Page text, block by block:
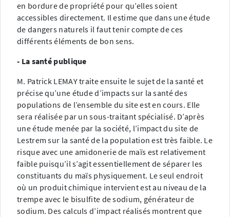
en bordure de propriété pour qu’elles soient
accessibles directement. Il estime que dans une étude
de dangers naturels il faut tenir compte de ces
différents éléments de bon sens.
- La santé publique
M. Patrick LEMAY traite ensuite le sujet de la santé et
précise qu’une étude d’impacts sur la santé des
populations de l’ensemble du site est en cours. Elle
sera réalisée par un sous-traitant spécialisé. D’après
une étude menée par la société, l’impact du site de
Lestrem sur la santé de la population est très faible. Le
risque avec une amidonerie de maïs est relativement
faible puisqu’il s’agit essentiellement de séparer les
constituants du maïs physiquement. Le seul endroit
où un produit chimique intervient est au niveau de la
trempe avec le bisulfite de sodium, générateur de
sodium. Des calculs d’impact réalisés montrent que